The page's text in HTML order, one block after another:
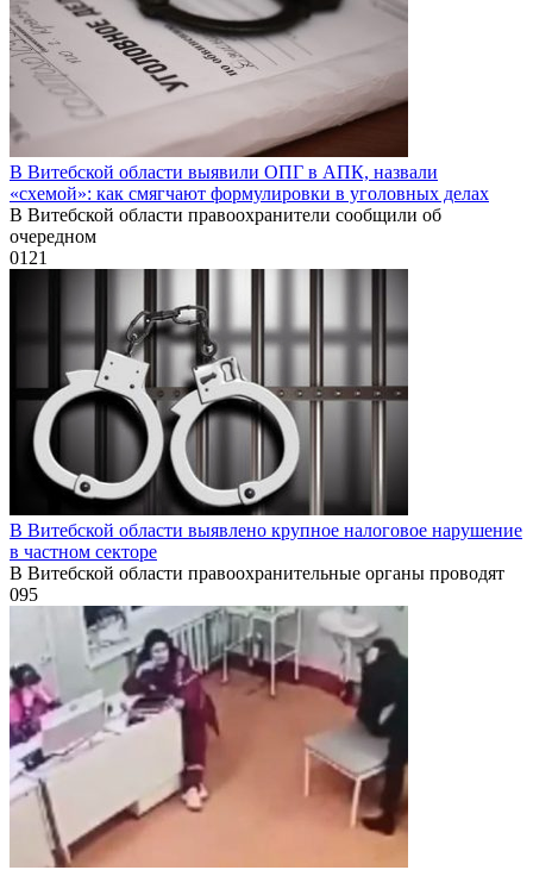
В Витебской области выявили ОПГ в АПК, назвали
«схемой»: как смягчают формулировки в уголовных делах
В Витебской области правоохранители сообщили об
очередном
0121
В Витебской области выявлено крупное налоговое нарушение
в частном секторе
В Витебской области правоохранительные органы проводят
095